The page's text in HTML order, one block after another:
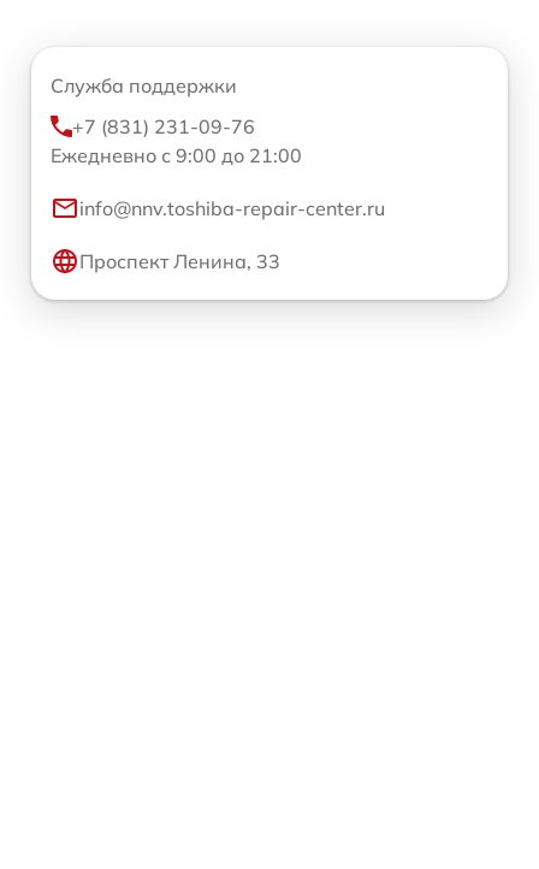
Служба поддержки
+7 (831) 231-09-76
Ежедневно с 9:00 до 21:00
info@nnv.toshiba-repair-center.ru
Проспект Ленина, 33